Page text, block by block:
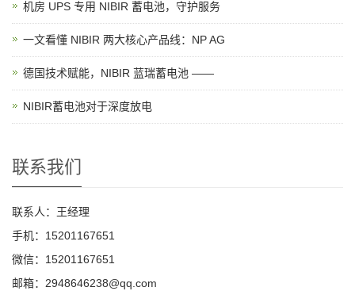
机房 UPS 专用 NIBIR 蓄电池，守护服务
一文看懂 NIBIR 两大核心产品线：NP AG
德国技术赋能，NIBIR 蓝瑞蓄电池 ——
NIBIR蓄电池对于深度放电
联系我们
联系人：王经理
手机：15201167651
微信：15201167651
邮箱：2948646238@qq.com